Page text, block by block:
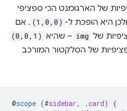
של הארגומנט הכי ספציפי
היא הופכת ל- (1,0,0) . אם
של img – שהיא (0,0,1)
של הסלקטור המורכב
@scope (#sidebar, .card)
{